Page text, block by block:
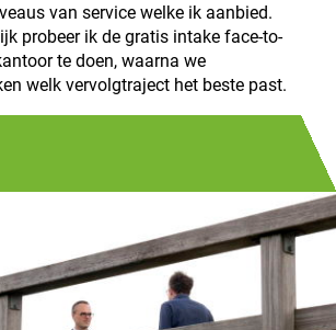
van service welke ik aanbied.
probeer ik de gratis intake face-to-
te doen, waarna we
welk vervolgtraject het beste past.